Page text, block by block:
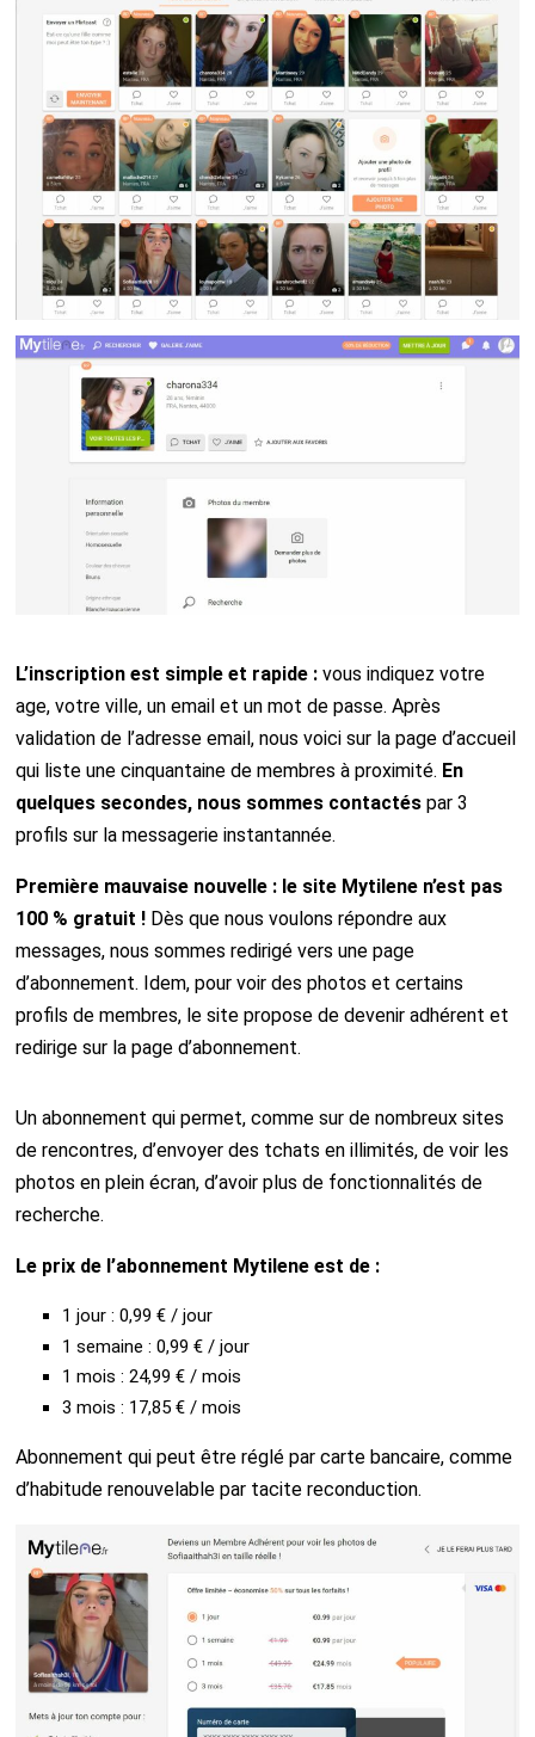
L’inscription est simple et rapide : vous indiquez votre
age, votre ville, un email et un mot de passe. Après
validation de l’adresse email, nous voici sur la page d’accueil
qui liste une cinquantaine de membres à proximité. En
quelques secondes, nous sommes contactés par 3
profils sur la messagerie instantannée.
Première mauvaise nouvelle : le site Mytilene n’est pas
100 % gratuit ! Dès que nous voulons répondre aux
messages, nous sommes redirigé vers une page
d’abonnement. Idem, pour voir des photos et certains
profils de membres, le site propose de devenir adhérent et
redirige sur la page d’abonnement.
Un abonnement qui permet, comme sur de nombreux sites
de rencontres, d’envoyer des tchats en illimités, de voir les
photos en plein écran, d’avoir plus de fonctionnalités de
recherche.
Le prix de l’abonnement Mytilene est de :
1 jour : 0,99 € / jour
1 semaine : 0,99 € / jour
1 mois : 24,99 € / mois
3 mois : 17,85 € / mois
Abonnement qui peut être réglé par carte bancaire, comme
d’habitude renouvelable par tacite reconduction.